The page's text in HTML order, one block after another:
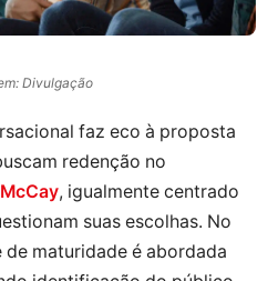
Divulgação
faz eco à proposta
redenção no
, igualmente centrado
suas escolhas. No
de maturidade é abordada